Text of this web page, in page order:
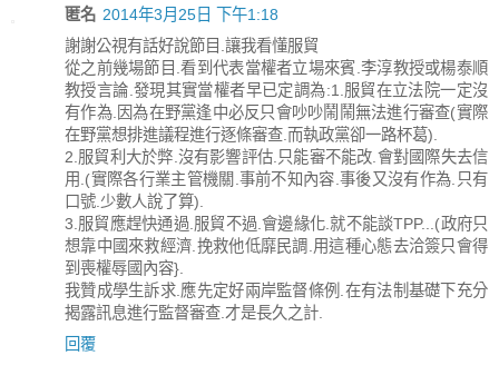
匿名 2014年3月25日 下午1:18
謝謝公視有話好說節目.讓我看懂服貿
從之前幾場節目.看到代表當權者立場來賓.李淳教授或楊泰順
教授言論.發現其實當權者早已定調為:1.服貿在立法院一定沒
有作為.因為在野黨逢中必反只會吵吵鬧鬧無法進行審查(實際
在野黨想排進議程進行逐條審查.而執政黨卻一路杯葛).
2.服貿利大於弊.沒有影響評估.只能審不能改.會對國際失去信
用.(實際各行業主管機關.事前不知內容.事後又沒有作為.只有
口號.少數人說了算).
3.服貿應趕快通過.服貿不過.會邊緣化.就不能談TPP...(政府只
想靠中國來救經濟.挽救他低靡民調.用這種心態去洽簽只會得
到喪權辱國內容}.
我贊成學生訴求.應先定好兩岸監督條例.在有法制基礎下充分
揭露訊息進行監督審查.才是長久之計.
回覆